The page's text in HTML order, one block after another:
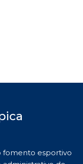
fomento esportivo